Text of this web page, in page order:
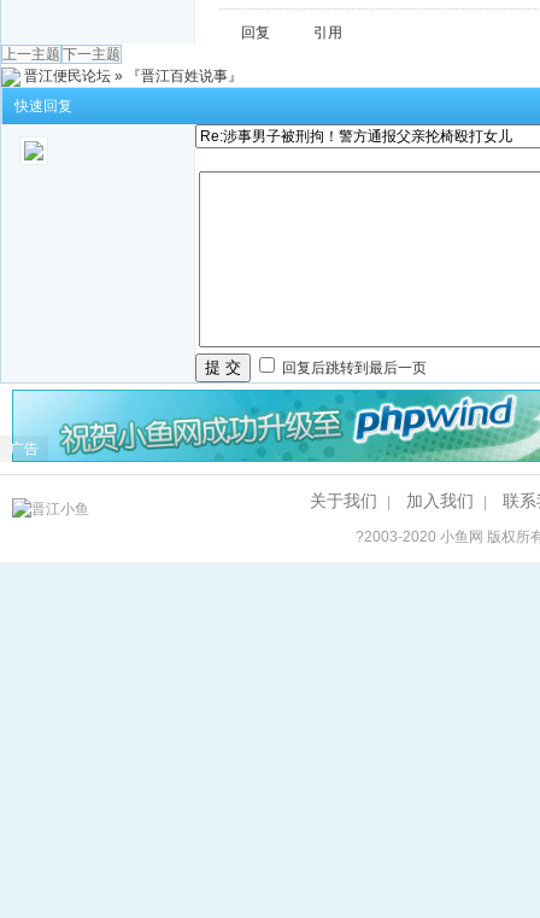
回复
引用
上一主题 下一主题
晋江便民论坛 »
『晋江百姓说事』
快速回复
提 交 回复后跳转到最后一页
广告
关于我们 加入我们 联系
?2003-2020小鱼网 版权所